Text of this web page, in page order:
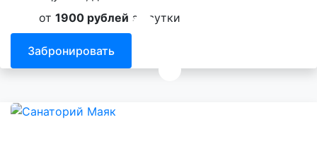
от 1900 рублей за сутки
Забронировать